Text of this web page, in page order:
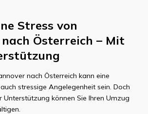
Stress von
Österreich – Mit
nach Österreich kann eine
stressige Angelegenheit sein. Doch
Unterstützung können Sie Ihren Umzug